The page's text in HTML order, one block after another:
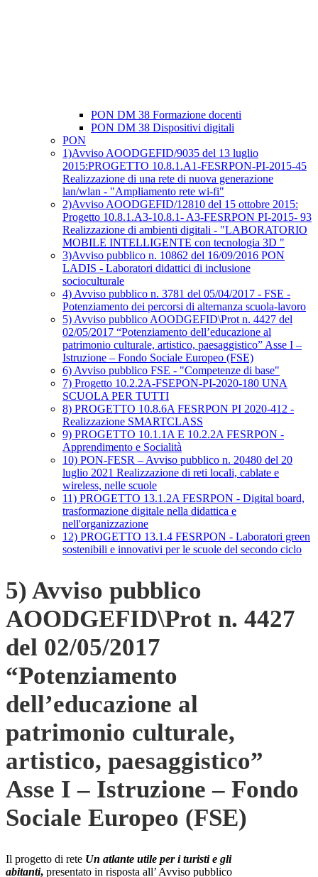
PON DM 38 Formazione docenti
PON DM 38 Dispositivi digitali
PON
1)Avviso AOODGEFID/9035 del 13 luglio
2015:PROGETTO 10.8.1.A1-FESRPON-PI-2015-45
Realizzazione di una rete di nuova generazione
lan/wlan - "Ampliamento rete wi-fi"
2)Avviso AOODGEFID/12810 del 15 ottobre 2015:
Progetto 10.8.1.A3-10.8.1- A3-FESRPON PI-2015- 93
Realizzazione di ambienti digitali - "LABORATORIO
MOBILE INTELLIGENTE con tecnologia 3D "
3)Avviso pubblico n. 10862 del 16/09/2016 PON
LADIS - Laboratori didattici di inclusione
socioculturale
4) Avviso pubblico n. 3781 del 05/04/2017 - FSE -
Potenziamento dei percorsi di alternanza scuola-lavoro
5) Avviso pubblico AOODGEFID\Prot n. 4427 del
02/05/2017 “Potenziamento dell’educazione al
patrimonio culturale, artistico, paesaggistico” Asse I –
Istruzione – Fondo Sociale Europeo (FSE)
6) Avviso pubblico FSE - "Competenze di base"
7) Progetto 10.2.2A-FSEPON-PI-2020-180 UNA
SCUOLA PER TUTTI
8) PROGETTO 10.8.6A FESRPON PI 2020-412 -
Realizzazione SMARTCLASS
9) PROGETTO 10.1.1A E 10.2.2A FESRPON -
Apprendimento e Socialità
10) PON-FESR – Avviso pubblico n. 20480 del 20
luglio 2021 Realizzazione di reti locali, cablate e
wireless, nelle scuole
11) PROGETTO 13.1.2A FESRPON - Digital board,
trasformazione digitale nella didattica e
nell'organizzazione
12) PROGETTO 13.1.4 FESRPON - Laboratori green
sostenibili e innovativi per le scuole del secondo ciclo
5) Avviso pubblico
AOODGEFID\Prot n. 4427
del 02/05/2017
“Potenziamento
dell’educazione al
patrimonio culturale,
artistico, paesaggistico”
Asse I – Istruzione – Fondo
Sociale Europeo (FSE)
Il progetto di rete Un atlante utile per i turisti e gli
abitanti, presentato in risposta all’ Avviso pubblico